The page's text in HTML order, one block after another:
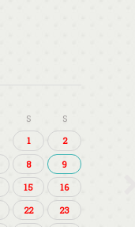
S S
1
2
8
9
15
16
22
23